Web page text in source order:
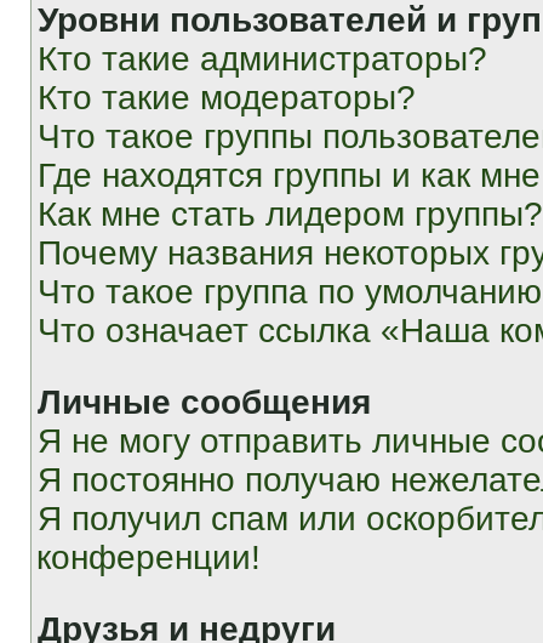
Уровни пользователей и
Кто такие администраторы?
Кто такие модераторы?
Что такое группы
Где находятся группы и как
Как мне стать лидером группы?
Почему названия некоторых
Что такое группа по
Что означает ссылка «Наша
Личные сообщения
Я не могу отправить личные
Я постоянно получаю
Я получил спам или
конференции!
Друзья и недруги